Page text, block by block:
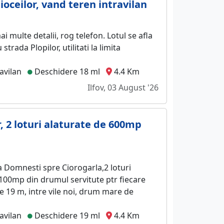
vand teren intravilan
multe detalii, rog telefon. Lotul se afla
strada Plopilor, utilitati la limita
Deschidere 18 ml
4.4 Km
Ilfov, 03 August '26
2 loturi alaturate de 600mp
Domnesti spre Ciorogarla,2 loturi
din drumul servitute ptr fiecare
19 m, intre vile noi, drum mare de
Deschidere 19 ml 4.4 Km